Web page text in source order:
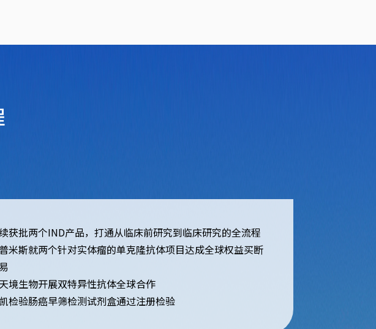
获批两个IND产品，打通从临床前研究到临床研究的全流程
米斯就两个针对实体瘤的单克隆抗体项目达成全球权益买断
境生物开展双特异性抗体全球合作
检验肠癌早筛检测试剂盒通过注册检验